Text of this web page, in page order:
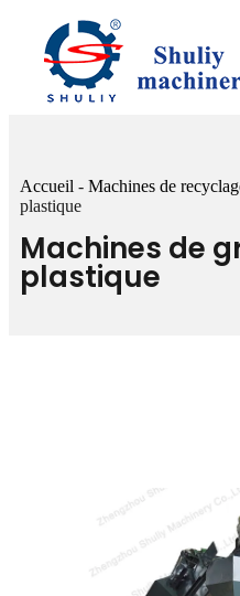
Accueil - Machines de
plastique
Machines de
plastique